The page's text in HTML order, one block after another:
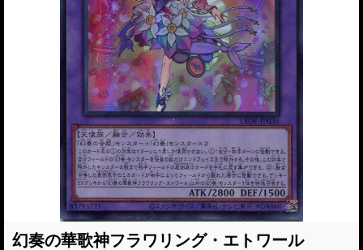
幻奏の華歌神フラワリング・エトワール